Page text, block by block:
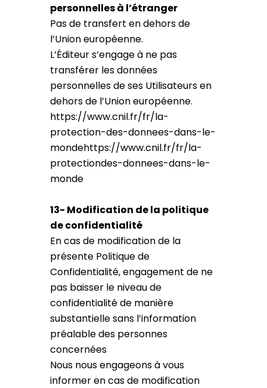
personnelles à l’étranger
Pas de transfert en dehors de
l’Union européenne.
L’Éditeur s’engage à ne pas
transférer les données
personnelles de ses Utilisateurs en
dehors de l’Union européenne.
https://www.cnil.fr/fr/la-
protection-des-donnees-dans-le-
mondehttps://www.cnil.fr/fr/la-
protectiondes-donnees-dans-le-
monde
13- Modification de la politique
de confidentialité
En cas de modification de la
présente Politique de
Confidentialité, engagement de ne
pas baisser le niveau de
confidentialité de manière
substantielle sans l’information
préalable des personnes
concernées
Nous nous engageons à vous
informer en cas de modification